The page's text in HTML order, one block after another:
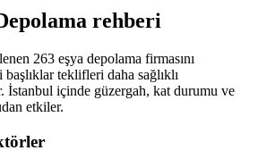
rehberi
263 eşya depolama firmasını
başlıklar teklifleri daha sağlıklı
İstanbul içinde güzergah, kat durumu ve
etkiler.